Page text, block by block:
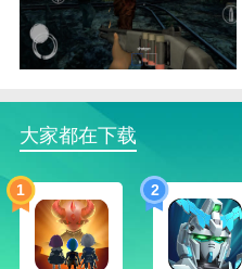
游戏的主题是可怕的
子，分秒必争。
视角，这可以让你的沉浸
玩家被困在一个阴暗
奶在房子周围巡逻，寻找玩
玩家的目标是通过寻
时间内找到逃离老房子的方
大家都在下载
1 2